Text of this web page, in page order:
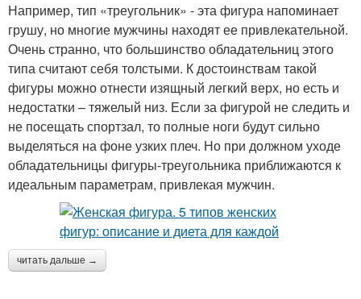
Например, тип «треугольник» - эта фигура напоминает
грушу, но многие мужчины находят ее привлекательной.
Очень странно, что большинство обладательниц этого
типа считают себя толстыми. К достоинствам такой
фигуры можно отнести изящный легкий верх, но есть и
недостатки – тяжелый низ. Если за фигурой не следить и
не посещать спортзал, то полные ноги будут сильно
выделяться на фоне узких плеч. Но при должном уходе
обладательницы фигуры-треугольника приближаются к
идеальным параметрам, привлекая мужчин.
читать дальше →